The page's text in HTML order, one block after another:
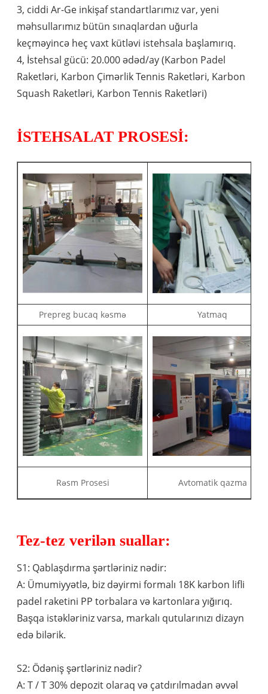
3, ciddi Ar-Ge inkişaf standartlarımız var, yeni
məhsullarımız bütün sınaqlardan uğurla
keçməyincə heç vaxt kütləvi istehsala başlamırıq.
4, İstehsal gücü: 20.000 ədəd/ay (Karbon Padel
Raketləri, Karbon Çimərlik Tennis Raketləri, Karbon
Squash Raketləri, Karbon Tennis Raketləri)
İSTEHSALAT PROSESİ:
Prepreg bucaq kəsmə Yatmaq
Rəsm Prosesi Avtomatik qazma
Tez-tez verilən suallar:
S1: Qablaşdırma şərtləriniz nədir:
A: Ümumiyyətlə, biz dəyirmi formalı 18K karbon lifli
padel raketini PP torbalara və kartonlara yığırıq.
Başqa istəkləriniz varsa, markalı qutularınızı dizayn
edə bilərik.
S2: Ödəniş şərtləriniz nədir?
A: T / T 30% depozit olaraq və çatdırılmadan əvvəl